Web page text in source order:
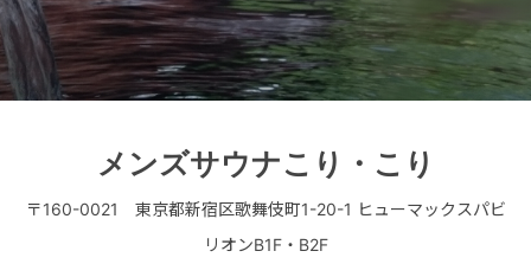
メンズサウナこり・こり
〒160-0021 東京都新宿区歌舞伎町1-20-1 ヒューマックスパビ
リオンB1F・B2F